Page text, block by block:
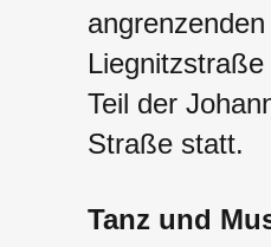
angrenzenden
Teil der
Straße statt.
Tanz und